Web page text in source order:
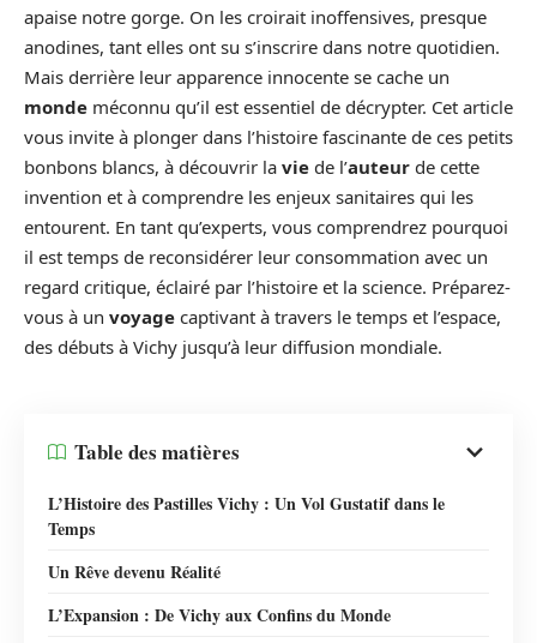
apaise notre gorge. On les croirait inoffensives, presque
anodines, tant elles ont su s’inscrire dans notre quotidien.
Mais derrière leur apparence innocente se cache un
monde méconnu qu’il est essentiel de décrypter. Cet article
vous invite à plonger dans l’histoire fascinante de ces petits
bonbons blancs, à découvrir la vie de l’auteur de cette
invention et à comprendre les enjeux sanitaires qui les
entourent. En tant qu’experts, vous comprendrez pourquoi
il est temps de reconsidérer leur consommation avec un
regard critique, éclairé par l’histoire et la science. Préparez-
vous à un voyage captivant à travers le temps et l’espace,
des débuts à Vichy jusqu’à leur diffusion mondiale.
Table des matières
L’Histoire des Pastilles Vichy : Un Vol Gustatif dans le
Temps
Un Rêve devenu Réalité
L’Expansion : De Vichy aux Confins du Monde